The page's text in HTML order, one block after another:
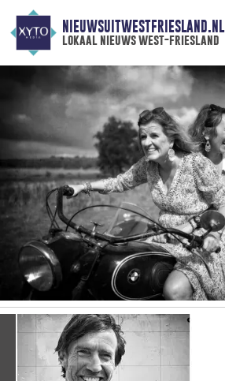
NIEUWSUITWESTFRIESLAND.NL
lokaal nieuws west-friesland